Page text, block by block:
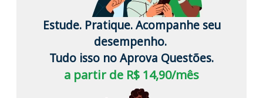
Estude. Pratique. Acompanhe seu
desempenho.
Tudo isso no Aprova Questões.
a partir de R$ 14,90/mês